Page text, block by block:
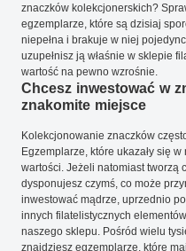
znaczków kolekcjonerskich?
egzemplarze, które są dzisiaj
niepełna i brakuje w niej
uzupełnisz ją właśnie w sklepie
wartość na pewno wzrośnie.
Chcesz inwestować w
znakomite miejsce
Kolekcjonowanie znaczków
Egzemplarze, które ukazały się
wartości. Jeżeli natomiast tworzą
dysponujesz czymś, co może
inwestować mądrze, uprzednio
innych filatelistycznych
naszego sklepu. Pośród wielu
znajdziesz egzemplarze, które